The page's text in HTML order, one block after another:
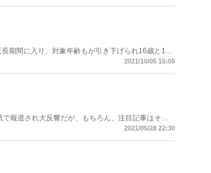
期間に入り、対象年齢もが引き下げられ16歳と17
はシステマティックで、見事な運営がされていると
2021/10/05 15:05
報道され大反響だが、もちろん、注目記事はそれ
』で東京オリンピック中止は世界の笑われ者」、馬
豪華連載陣、グラビア特集「聖火リレー、日本を
2021/05/28 22:30